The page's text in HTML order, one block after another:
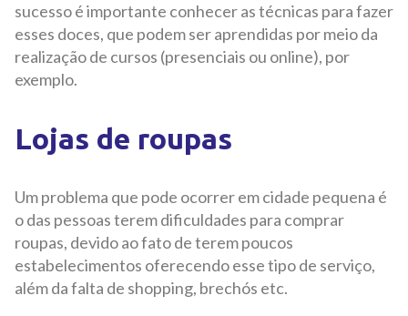
sucesso é importante conhecer as técnicas para fazer
esses doces, que podem ser aprendidas por meio da
realização de cursos (presenciais ou online), por
exemplo.
Lojas de roupas
Um problema que pode ocorrer em cidade pequena é
o das pessoas terem dificuldades para comprar
roupas, devido ao fato de terem poucos
estabelecimentos oferecendo esse tipo de serviço,
além da falta de shopping, brechós etc.